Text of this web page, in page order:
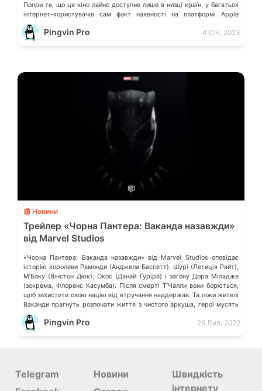
Попри те, що це кіно лайно доступне лише в низці країн, у багатьох
інтернет-користувачів сам факт наявності на платформі Apple
подібного контенту викликає обурення. Деталі розказало видання […]
Pingvin Pro 4 Січ, 2023
💬
📰 Новини
Трейлер «Чорна Пантера: Ваканда назавжди»
від Marvel Studios
«Чорна Пантера: Ваканда назавжди» від Marvel Studios оповідає
історію королеви Рамонди (Анджела Бассетт), Шурі (Летиція Райт),
МʼБаку (Вінстон Дюк), Окоє (Данай Ґуріра) і загону Дора Міладже
(зокрема, Флоренс Касумба). Після смерті ТʼЧалли вони борються,
щоб захистити свою націю від втручання наддержав. Та поки жителі
Ваканди прагнуть розпочати життя з чистого аркуша, герої мусять
обʼєднатися і […]
Pingvin Pro 26 Лип, 2022
Telegram
Новини
Швидкість
інтернету